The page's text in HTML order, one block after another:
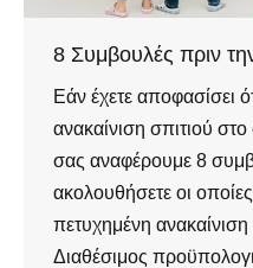
8 Συμβουλές πριν
Εάν έχετε αποφασίσει
ανακαίνιση σπιτιού
σας αναφέρουμε 8
ακολουθήσετε οι
πετυχημένη
Διαθέσιμος